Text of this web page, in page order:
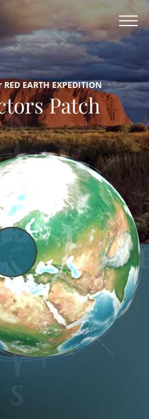
EARTH EXPEDITION
Patch